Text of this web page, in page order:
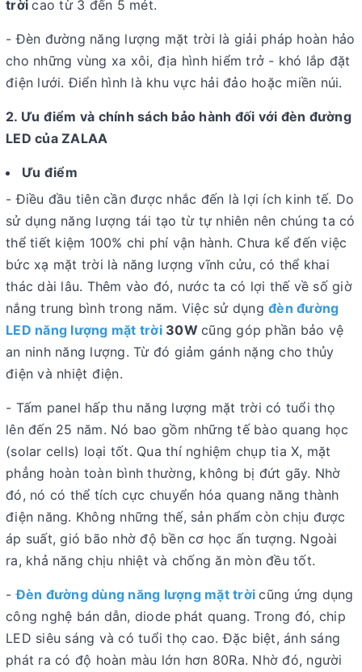
trờicao từ 3 đến 5 mét.
- Đèn đường năng lượng mặt trời là giải pháp hoàn hảo
cho những vùng xa xôi, địa hình hiểm trở - khó lắp đặt
điện lưới. Điển hình là khu vực hải đảo hoặc miền núi.
2. Ưu điểm và chính sách bảo hành đối với đèn đường
LED của ZALAA
Ưu điểm
- Điều đầu tiên cần được nhắc đến là lợi ích kinh tế. Do
sử dụng năng lượng tái tạo từ tự nhiên nên chúng ta có
thể tiết kiệm 100% chi phí vận hành. Chưa kể đến việc
bức xạ mặt trời là năng lượng vĩnh cửu, có thể khai
thác dài lâu. Thêm vào đó, nước ta có lợi thế về số giờ
nắng trung bình trong năm. Việc sử dụng đèn đường
LED năng lượng mặt trời 30W cũng góp phần bảo vệ
an ninh năng lượng. Từ đó giảm gánh nặng cho thủy
điện và nhiệt điện.
- Tấm panel hấp thu năng lượng mặt trời có tuổi thọ
lên đến 25 năm. Nó bao gồm những tế bào quang học
(solar cells) loại tốt. Qua thí nghiệm chụp tia X, mặt
phẳng hoàn toàn bình thường, không bị đứt gãy. Nhờ
đó, nó có thể tích cực chuyển hóa quang năng thành
điện năng. Không những thế, sản phẩm còn chịu được
áp suất, gió bão nhờ độ bền cơ học ấn tượng. Ngoài
ra, khả năng chịu nhiệt và chống ăn mòn đều tốt.
-Đèn đường dùng năng lượng mặt trời cũng ứng dụng
công nghệ bán dẫn, diode phát quang. Trong đó, chip
LED siêu sáng và có tuổi thọ cao. Đặc biệt, ánh sáng
phát ra có độ hoàn màu lớn hơn 80Ra. Nhờ đó, người